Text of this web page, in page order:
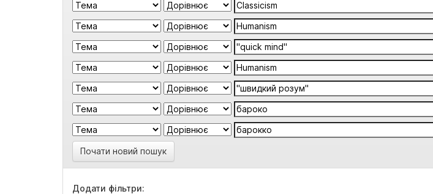
Почати новий пошук
Додати фільтри: